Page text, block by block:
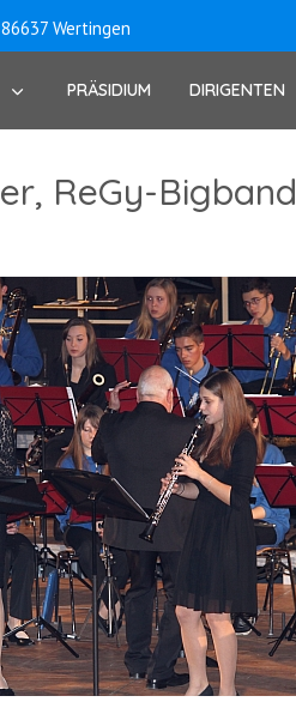
Wertingen
PRÄSIDIUM DIRIGENTEN
ReGy-